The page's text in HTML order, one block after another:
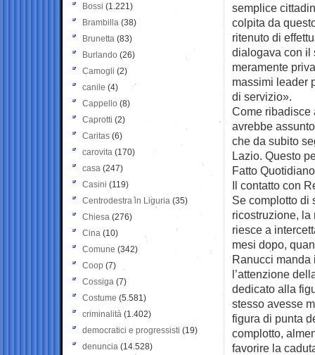
semplice
colpita da
ritenuto di
dialogava con il
meramente
massimi leader
di servizio».
Come ribadisce
avrebbe
che da subito
Lazio. Questo
Fatto
Il contatto con
Se complotto di
ricostruzione, la
riesce a
mesi dopo,
Ranucci manda
l’attenzione
dedicato alla
stesso avesse
figura di punta
complotto,
favorire la
Bossi (1.221)
Brambilla (38)
Brunetta (83)
Burlando (26)
Camogli (2)
canile (4)
Cappello (8)
Caprotti (2)
Caritas (6)
carovita (170)
casa (247)
Casini (119)
Centrodestra in Liguria (35)
Chiesa (276)
Cina (10)
Comune (342)
Coop (7)
Cossiga (7)
Costume (5.581)
criminalità (1.402)
democratici e progressisti (19)
denuncia (14.528)